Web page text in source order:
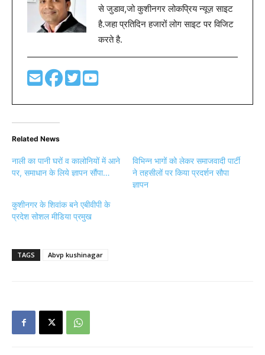
से जुडाव,जो कुशीनगर लोकप्रिय न्यूज़ साइट
है.जहा प्रतिदिन हजारों लोग साइट पर विजिट
करते है.
Related News
नाली का पानी घरों व कालोनियों में आने
पर, समाधान के लिये ज्ञापन सौंपा…
विभिन्न भागों को लेकर समाजवादी पार्टी
ने तहसीलों पर किया प्रदर्शन सौपा
ज्ञापन
कुशीनगर के शिवांक बने एबीवीपी के
प्रदेश सोशल मीडिया प्रमुख
TAGS Abvp kushinagar